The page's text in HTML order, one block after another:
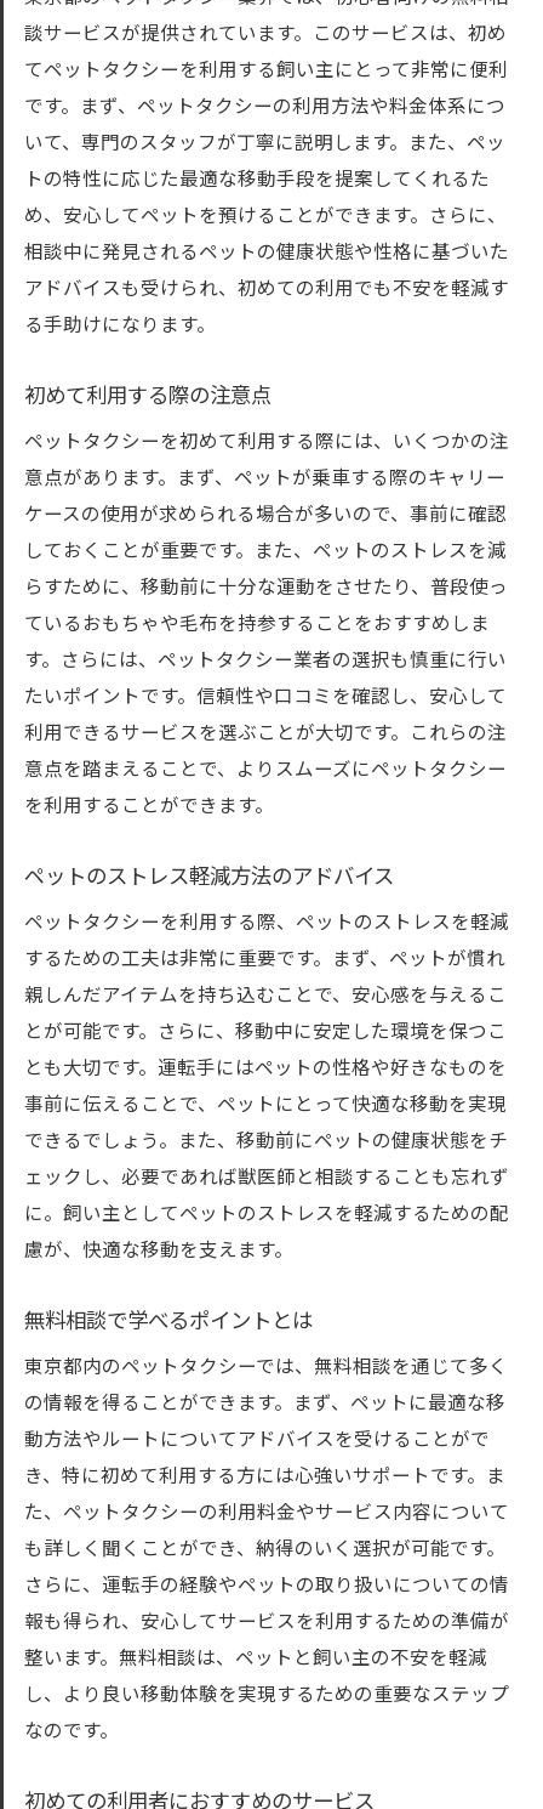
談サービスが提供されています。このサービスは、初め
てペットタクシーを利用する飼い主にとって非常に便利
です。まず、ペットタクシーの利用方法や料金体系につ
いて、専門のスタッフが丁寧に説明します。また、ペッ
トの特性に応じた最適な移動手段を提案してくれるた
め、安心してペットを預けることができます。さらに、
相談中に発見されるペットの健康状態や性格に基づいた
アドバイスも受けられ、初めての利用でも不安を軽減す
る手助けになります。
初めて利用する際の注意点
ペットタクシーを初めて利用する際には、いくつかの注
意点があります。まず、ペットが乗車する際のキャリー
ケースの使用が求められる場合が多いので、事前に確認
しておくことが重要です。また、ペットのストレスを減
らすために、移動前に十分な運動をさせたり、普段使っ
ているおもちゃや毛布を持参することをおすすめしま
す。さらには、ペットタクシー業者の選択も慎重に行い
たいポイントです。信頼性や口コミを確認し、安心して
利用できるサービスを選ぶことが大切です。これらの注
意点を踏まえることで、よりスムーズにペットタクシー
を利用することができます。
ペットのストレス軽減方法のアドバイス
ペットタクシーを利用する際、ペットのストレスを軽減
するための工夫は非常に重要です。まず、ペットが慣れ
親しんだアイテムを持ち込むことで、安心感を与えるこ
とが可能です。さらに、移動中に安定した環境を保つこ
とも大切です。運転手にはペットの性格や好きなものを
事前に伝えることで、ペットにとって快適な移動を実現
できるでしょう。また、移動前にペットの健康状態をチ
ェックし、必要であれば獣医師と相談することも忘れず
に。飼い主としてペットのストレスを軽減するための配
慮が、快適な移動を支えます。
無料相談で学べるポイントとは
東京都内のペットタクシーでは、無料相談を通じて多く
の情報を得ることができます。まず、ペットに最適な移
動方法やルートについてアドバイスを受けることがで
き、特に初めて利用する方には心強いサポートです。ま
た、ペットタクシーの利用料金やサービス内容について
も詳しく聞くことができ、納得のいく選択が可能です。
さらに、運転手の経験やペットの取り扱いについての情
報も得られ、安心してサービスを利用するための準備が
整います。無料相談は、ペットと飼い主の不安を軽減
し、より良い移動体験を実現するための重要なステップ
なのです。
初めての利用者におすすめのサービス